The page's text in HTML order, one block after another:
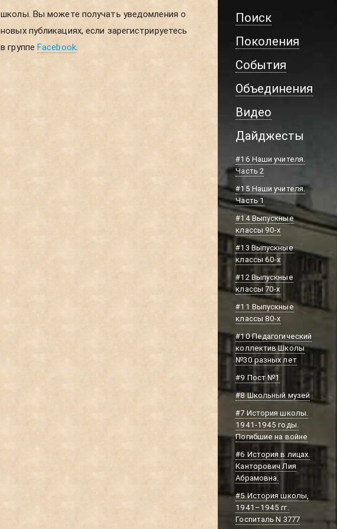
в группеFacebook.
Поиск
Поколения
События
Объединения
Видео
Дайджесты
#16 Наши учителя.
Часть 2
#15 Наши учителя.
Часть 1
#14 Выпускные
классы 90-х
#13 Выпускные
классы 60-х
#12 Выпускные
классы 70-х
#11 Выпускные
классы 80-х
#10 Педагогический
коллектив Школы
№30 разных лет
#9 Пост №1
#8 Школьный музей
#7 История школы.
1941-1945 годы.
Погибшие на войне
#6 История в лицах.
Канторович Лия
Абрамовна.
#5 История школы,
1941–1945 гг.
Госпиталь N 3777